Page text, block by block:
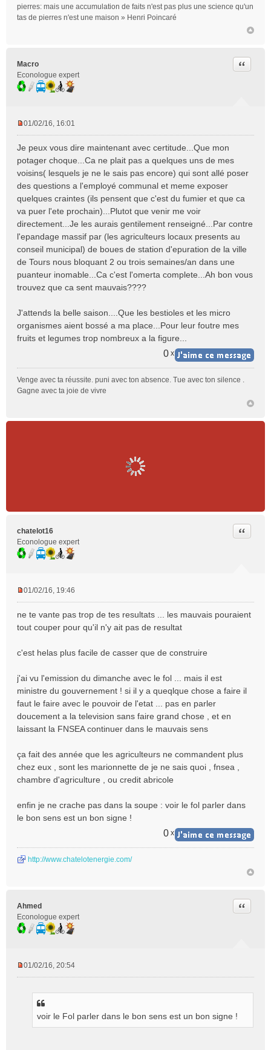
pierres: mais une accumulation de faits n'est pas plus une science qu'un
tas de pierres n'est une maison » Henri Poincaré
Macro
Econologue expert
Citer
s
s
a
g
e
n
l
u
01/02/16, 16:01
Je peux vous dire maintenant avec certitude...Que mon
potager choque...Ca ne plait pas a quelques uns de mes
voisins( lesquels je ne le sais pas encore) qui sont allé poser
des questions a l'employé communal et meme exposer
quelques craintes (ils pensent que c'est du fumier et que ca
va puer l'ete prochain)...Plutot que venir me voir
directement...Je les aurais gentilement renseigné...Par contre
l'epandage massif par (les agriculteurs locaux presents au
conseil municipal) de boues de station d'epuration de la ville
de Tours nous bloquant 2 ou trois semaines/an dans une
puanteur inomable...Ca c'est l'omerta complete...Ah bon vous
trouvez que ca sent mauvais????
J'attends la belle saison....Que les bestioles et les micro
organismes aient bossé a ma place...Pour leur foutre mes
fruits et legumes trop nombreux a la figure...
0 x
Venge avec ta réussite. puni avec ton absence. Tue avec ton silence .
Gagne avec ta joie de vivre
chatelot16
Econologue expert
Citer
s
s
g
n
n
l
u
01/02/16, 19:46
ne te vante pas trop de tes resultats ... les mauvais pouraient
tout couper pour qu'il n'y ait pas de resultat
c'est helas plus facile de casser que de construire
j'ai vu l'emission du dimanche avec le fol ... mais il est
ministre du gouvernement ! si il y a queqlque chose a faire il
faut le faire avec le pouvoir de l'etat ... pas en parler
doucement a la television sans faire grand chose , et en
laissant la FNSEA continuer dans le mauvais sens
ça fait des année que les agriculteurs ne commandent plus
chez eux , sont les marionnette de je ne sais quoi , fnsea ,
chambre d'agriculture , ou credit abricole
enfin je ne crache pas dans la soupe : voir le fol parler dans
le bon sens est un bon signe !
0 x
http://www.chatelotenergie.com/
Ahmed
Econologue expert
Citer
01/02/16, 20:54
voir le Fol parler dans le bon sens est un bon signe !